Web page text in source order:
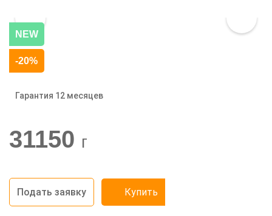
NEW
-20%
Гарантия 12 месяцев
31150 г
Подать заявку Купить